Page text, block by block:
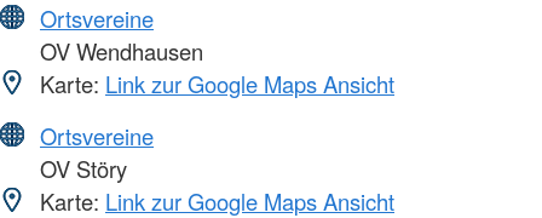
Ortsvereine
OV Wendhausen
Karte: Link zur Google Maps Ansicht
Ortsvereine
OV Störy
Karte: Link zur Google Maps Ansicht